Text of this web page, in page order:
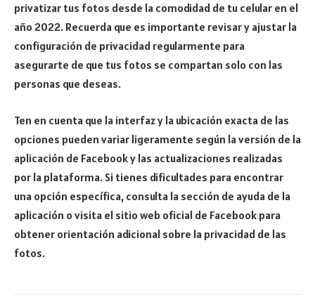
privatizar tus fotos desde la comodidad de tu celular en el
año 2022. Recuerda que es importante revisar y ajustar la
configuración de privacidad regularmente para
asegurarte de que tus fotos se compartan solo con las
personas que deseas.
Ten en cuenta que la interfaz y la ubicación exacta de las
opciones pueden variar ligeramente según la versión de la
aplicación de Facebook y las actualizaciones realizadas
por la plataforma. Si tienes dificultades para encontrar
una opción específica, consulta la sección de ayuda de la
aplicación o visita el sitio web oficial de Facebook para
obtener orientación adicional sobre la privacidad de las
fotos.